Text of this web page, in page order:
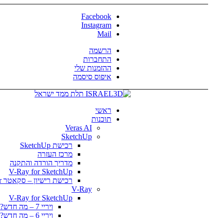
Facebook
Instagram
Mail
הרשמה
התחברות
ההזמנות שלי
איפוס סיסמה
ראשי
תוכנות
Veras AI
SketchUp
רכישת SketchUp
מרכז העזרה
מדריך הורדה והתקנה
V-Ray for SketchUp
רכישת רישיון – סקאטר Skatter
V-Ray
V-Ray for SketchUp
ויריי 7 – מה חדש?
ויריי 6 – מה חדש?